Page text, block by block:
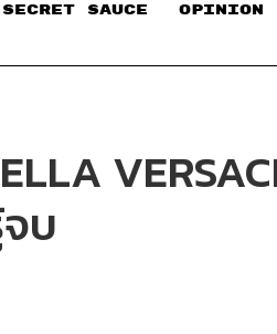
SAUCE​ OPINION
บ